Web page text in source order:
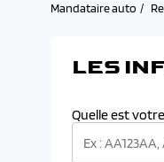
Mandataire auto
LES
Quelle est